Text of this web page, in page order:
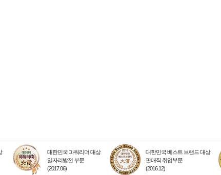
대한민국 파워리더 대상
일자리발전 부문
(2017.06)
대한민국 베스트 브랜드 대상
판매직 취업부문
(2016.12)